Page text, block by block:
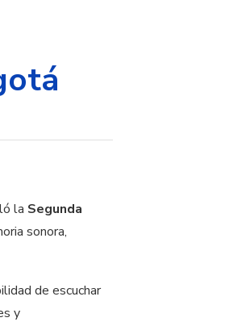
la Segunda
sonora,
de escuchar
y